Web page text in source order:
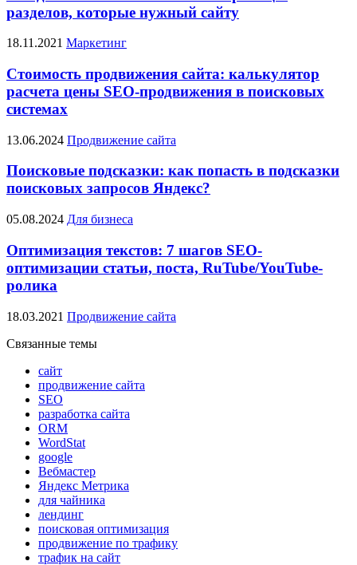
разделов, которые нужный сайту
18.11.2021 Маркетинг
Стоимость продвижения сайта: калькулятор
расчета цены SEO-продвижения в поисковых
системах
13.06.2024 Продвижение сайта
Поисковые подсказки: как попасть в подсказки
поисковых запросов Яндекс?
05.08.2024 Для бизнеса
Оптимизация текстов: 7 шагов SEO-
оптимизации статьи, поста, RuTube/YouTube-
ролика
18.03.2021 Продвижение сайта
Связанные темы
сайт
продвижение сайта
SEO
разработка сайта
ORM
WordStat
google
Вебмастер
Яндекс Метрика
для чайника
лендинг
поисковая оптимизация
продвижение по трафику
трафик на сайт